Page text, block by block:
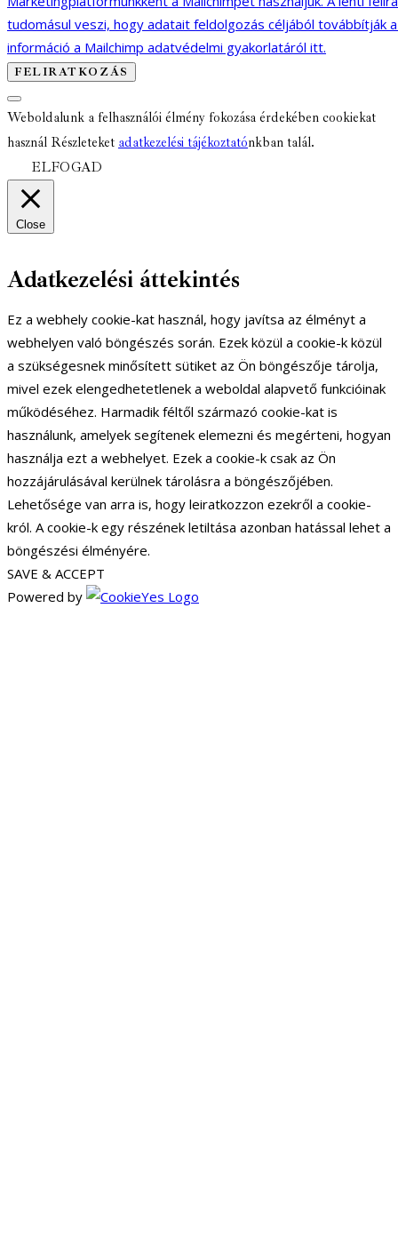
tudomásul veszi, hogy adatait feldolgozás céljából továbbítják
információ a Mailchimp adatvédelmi gyakorlatáról itt.
Weboldalunk a felhasználói élmény fokozása érdekében cookiekat
használ Részleteket adatkezelési tájékoztatónkban talál.
ELFOGAD
Close
Adatkezelési áttekintés
Ez a webhely cookie-kat használ, hogy javítsa az élményt a
webhelyen való böngészés során. Ezek közül a cookie-k közül
a szükségesnek minősített sütiket az Ön böngészője tárolja,
mivel ezek elengedhetetlenek a weboldal alapvető funkcióinak
működéséhez. Harmadik féltől származó cookie-kat is
használunk, amelyek segítenek elemezni és megérteni, hogyan
használja ezt a webhelyet. Ezek a cookie-k csak az Ön
hozzájárulásával kerülnek tárolásra a böngészőjében.
Lehetősége van arra is, hogy leiratkozzon ezekről a cookie-
król. A cookie-k egy részének letiltása azonban hatással lehet a
böngészési élményére.
SAVE & ACCEPT
Powered by